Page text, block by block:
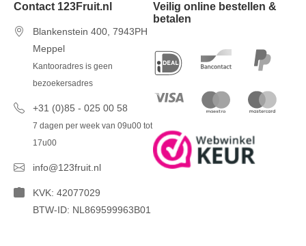
Contact 123Fruit.nl
Blankenstein 400, 7943PH
Meppel
Kantooradres is geen
bezoekersadres
+31 (0)85 - 025 00 58
7 dagen per week van 09u00 tot
17u00
info@123fruit.nl
KVK: 42077029
BTW-ID: NL869599963B01
Veilig online bestellen &
betalen